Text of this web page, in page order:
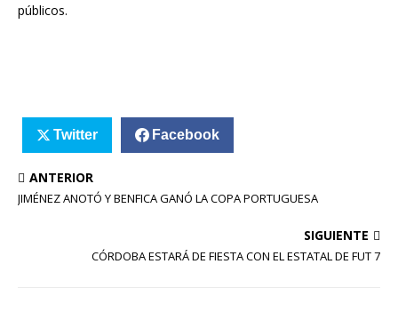
públicos.
Twitter Facebook
ANTERIOR
JIMÉNEZ ANOTÓ Y BENFICA GANÓ LA COPA PORTUGUESA
SIGUIENTE
CÓRDOBA ESTARÁ DE FIESTA CON EL ESTATAL DE FUT 7